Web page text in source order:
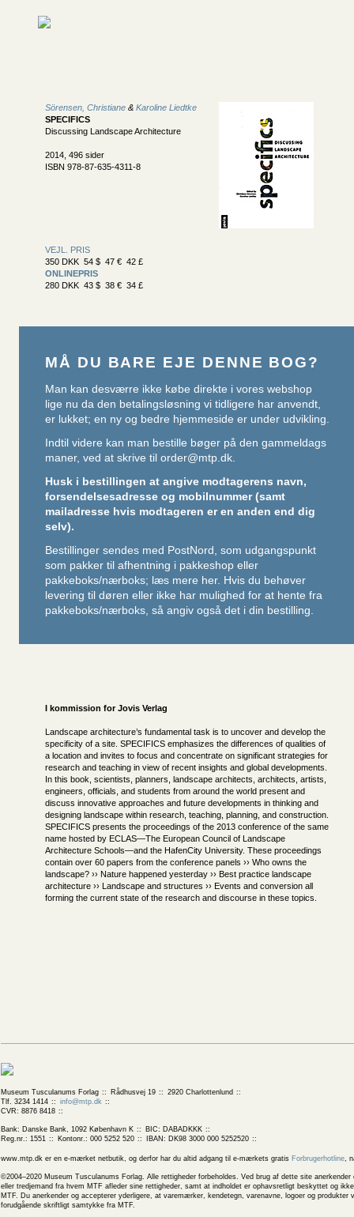
Sörensen, Christiane & Karoline Liedtke
SPECIFICS
Discussing Landscape Architecture
2014, 496 sider
ISBN 978-87-635-4311-8
VEJL. PRIS
350 DKK 54 $ 47 € 42 £
ONLINEPRIS
280 DKK 43 $ 38 € 34 £
MÅ DU BARE EJE DENNE BOG?
Man kan desværre ikke købe direkte i vores webshop
lige nu da den betalingsløsning vi tidligere har anvendt,
er lukket; en ny og bedre hjemmeside er under udvikling.
Indtil videre kan man bestille bøger på den gammeldags
maner, ved at skrive til order@mtp.dk.
Husk i bestillingen at angive modtagerens navn,
forsendelsesadresse og mobilnummer (samt
mailadresse hvis modtageren er en anden end dig
selv).
Bestillinger sendes med PostNord, som udgangspunkt
som pakker til afhentning i pakkeshop eller
pakkeboks/nærboks; læs mere her. Hvis du behøver
levering til døren eller ikke har mulighed for at hente fra
pakkeboks/nærboks, så angiv også det i din bestilling.
I kommission forJovis Verlag
Landscape architecture’s fundamental task is to uncover and develop the
specificity of a site. SPECIFICS emphasizes the differences of qualities of
a location and invites to focus and concentrate on significant strategies for
research and teaching in view of recent insights and global developments.
In this book, scientists, planners, landscape architects, architects, artists,
engineers, officials, and students from around the world present and
discuss innovative approaches and future developments in thinking and
designing landscape within research, teaching, planning, and construction.
SPECIFICS presents the proceedings of the 2013 conference of the same
name hosted by ECLAS—The European Council of Landscape
Architecture Schools—and the HafenCity University. These proceedings
contain over 60 papers from the conference panels ›› Who owns the
landscape? ›› Nature happened yesterday ›› Best practice landscape
architecture ›› Landscape and structures ›› Events and conversion all
forming the current state of the research and discourse in these topics.
Museum Tusculanums Forlag Rådhusvej 19
2920 Charlottenlund
Tlf. 3234 1414
info@mtp.dk
CVR: 8876 8418
Bank: Danske Bank, 1092 København K
BIC: DABADKKK
Reg.nr.: 1551
Kontonr.: 000 5252 520 IBAN: DK98 3000 000 5252520
www.mtp.dk er en e-mærket netbutik, og derfor har du altid adgang til e-mærkets gratis Forbrugerhotline,
©2004–2020 Museum Tusculanums Forlag. Alle rettigheder forbeholdes. Ved brug af dette site
eller tredjemand fra hvem MTF afleder sine rettigheder, samt at indholdet er ophavsretligt beskyttet og
MTF. Du anerkender og accepterer yderligere, at varemærker, kendetegn, varenavne, logoer og
forudgående skriftligt samtykke fra MTF.